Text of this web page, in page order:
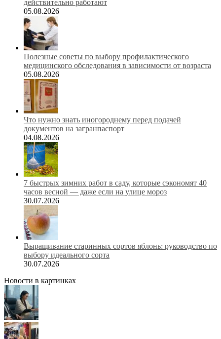
действительно работают
05.08.2026
Полезные советы по выбору профилактического
медицинского обследования в зависимости от возраста
05.08.2026
Что нужно знать иногороднему перед подачей
документов на загранпаспорт
04.08.2026
7 быстрых зимних работ в саду, которые сэкономят 40
часов весной — даже если на улице мороз
30.07.2026
Выращивание старинных сортов яблонь: руководство по
выбору идеального сорта
30.07.2026
Новости в картинках